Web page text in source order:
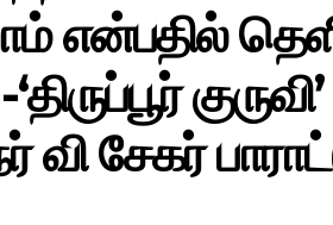
என்பதில்
‘திருப்பூர்
வி சேகர்